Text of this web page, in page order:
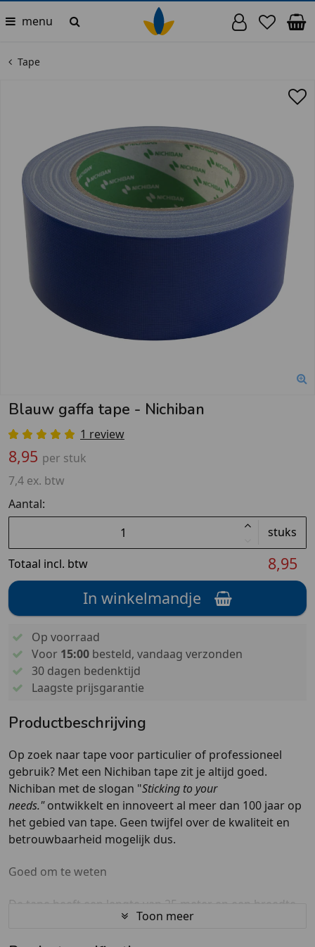
menu
Tape
Blauw gaffa tape - Nichiban
1 review
8,95 per stuk
7,4 ex. btw
Aantal:
stuks
Totaal incl. btw
8,95
In winkelmandje
Op voorraad
Voor 15:00besteld, vandaag verzonden
30 dagen bedenktijd
Laagste prijsgarantie
Productbeschrijving
Op zoek naar tape voor particulier of professioneel
gebruik? Met een Nichiban tape zit je altijd goed.
Nichiban met de slogan "Sticking to your
needs."ontwikkelt en innoveert al meer dan 100 jaar op
het gebied van tape. Geen twijfel over de kwaliteit en
betrouwbaarheid mogelijk dus.
Goed om te weten
De tape heeft een lengte van 25 meter en een breedte
van 50 mm. Zo is de tape geschikt voor het beplakken
Toon meer